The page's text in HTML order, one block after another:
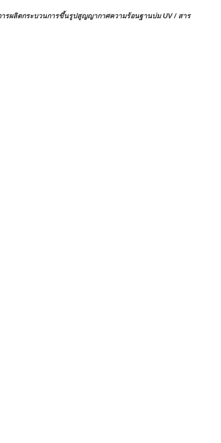
รผลิตกระบวนการขึ้นรูปสูญญากาศความร้อนฐานบ่ม UV / สาร